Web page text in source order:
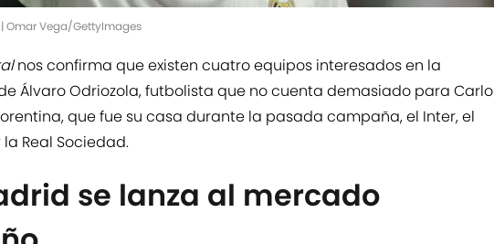
Omar Vega/GettyImages
nos confirma que existen cuatro equipos interesados en la
Álvaro Odriozola, futbolista que no cuenta demasiado para Carlo
que fue su casa durante la pasada campaña, el Inter, el
Real Sociedad.
se lanza al mercado